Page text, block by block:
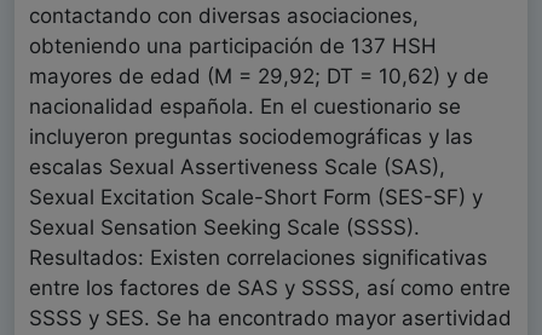
contactando con diversas asociaciones,
obteniendo una participación de 137 HSH
mayores de edad (M = 29,92; DT = 10,62) y de
nacionalidad española. En el cuestionario se
incluyeron preguntas sociodemográficas y las
escalas Sexual Assertiveness Scale (SAS),
Sexual Excitation Scale-Short Form (SES-SF) y
Sexual Sensation Seeking Scale (SSSS).
Resultados: Existen correlaciones significativas
entre los factores de SAS y SSSS, así como entre
SSSS y SES. Se ha encontrado mayor asertividad